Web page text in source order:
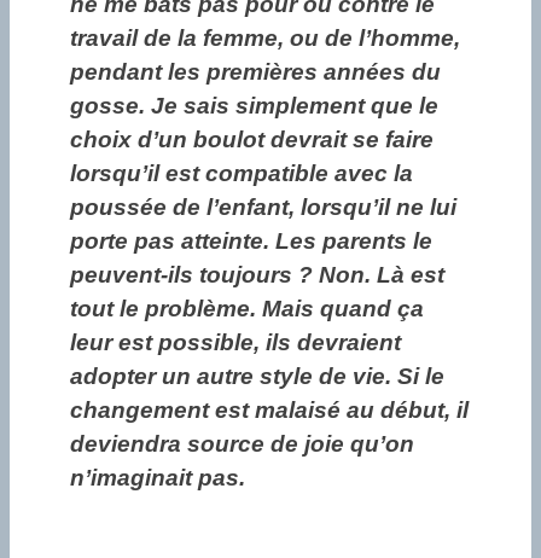
travail de la femme, ou de l’homme,
pendant les premières années du
gosse. Je sais simplement que le
choix d’un boulot devrait se faire
lorsqu’il est compatible avec la
poussée de l’enfant, lorsqu’il ne lui
porte pas atteinte. Les parents le
peuvent-ils toujours ? Non. Là est
tout le problème. Mais quand ça
leur est possible, ils devraient
adopter un autre style de vie. Si le
changement est malaisé au début, il
deviendra source de joie qu’on
n’imaginait pas.